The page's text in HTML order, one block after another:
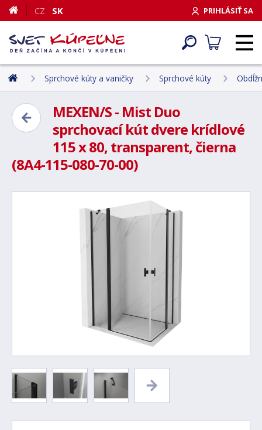
PRIHLÁSIŤ SA
CZ SK
Sprchové kúty a vaničky Sprchové kúty
MEXEN/S - Mist Duo
sprchovací kút dvere krídlové
115 x 80, transparent, čierna
(8A4-115-080-70-00)